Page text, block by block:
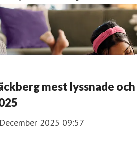
mest lyssnade
2025 09:57